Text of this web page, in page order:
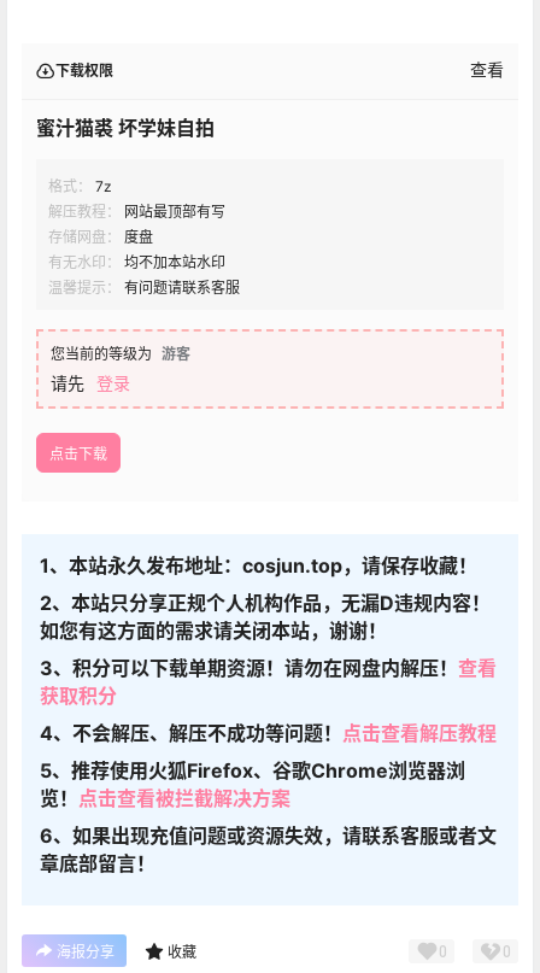
下载权限 查看
蜜汁猫裘 坏学妹自拍
格式：
7z
解压教程：
网站最顶部有写
存储网盘：
度盘
有无水印：
均不加本站水印
温馨提示：
有问题请联系客服
您当前的等级为 游客
请先 登录
点击下载
1、本站永久发布地址：cosjun.top，请保存收藏！
2、本站只分享正规个人机构作品，无漏D违规内容！
如您有这方面的需求请关闭本站，谢谢！
3、积分可以下载单期资源！请勿在网盘内解压！ 查看
获取积分
4、不会解压、解压不成功等问题！ 点击查看解压教程
5、推荐使用火狐Firefox、谷歌Chrome浏览器浏
览！ 点击查看被拦截解决方案
6、如果出现充值问题或资源失效，请联系客服或者文
章底部留言！
海报分享 收藏 0 0